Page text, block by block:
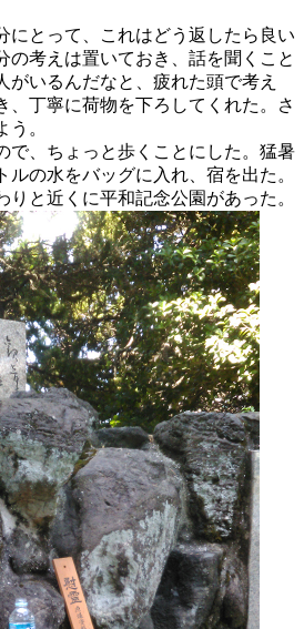
とって、これはどう返したら良い
の考えは置いておき、話を聞くこと
がいるんだなと、疲れた頭で考え
、丁寧に荷物を下ろしてくれた。さ
。
、ちょっと歩くことにした。猛暑
ルの水をバッグに入れ、宿を出た。
と近くに平和記念公園があった。